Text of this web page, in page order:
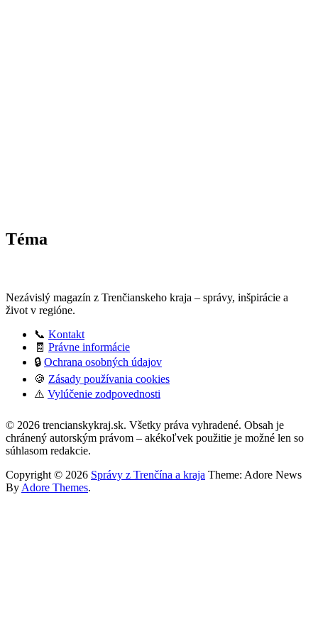
Téma
Nezávislý magazín z Trenčianskeho kraja – správy, inšpirácie a
život v regióne.
📞 Kontakt
🧾 Právne informácie
🔒 Ochrana osobných údajov
🍪 Zásady používania cookies
⚠️ Vylúčenie zodpovednosti
© 2026 trencianskykraj.sk. Všetky práva vyhradené. Obsah je
chránený autorským právom – akékoľvek použitie je možné len so
súhlasom redakcie.
Copyright © 2026 Správy z Trenčína a kraja Theme: Adore News
By Adore Themes.